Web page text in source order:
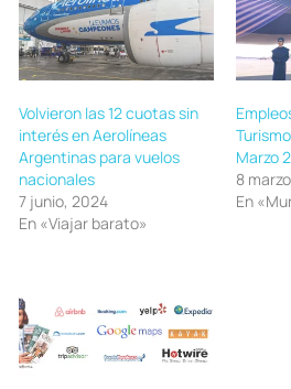
Volvieron las 12 cuotas sin
interés en Aerolíneas
Argentinas para vuelos
nacionales
7 junio, 2024
En «Viajar barato»
Marzo
8
En